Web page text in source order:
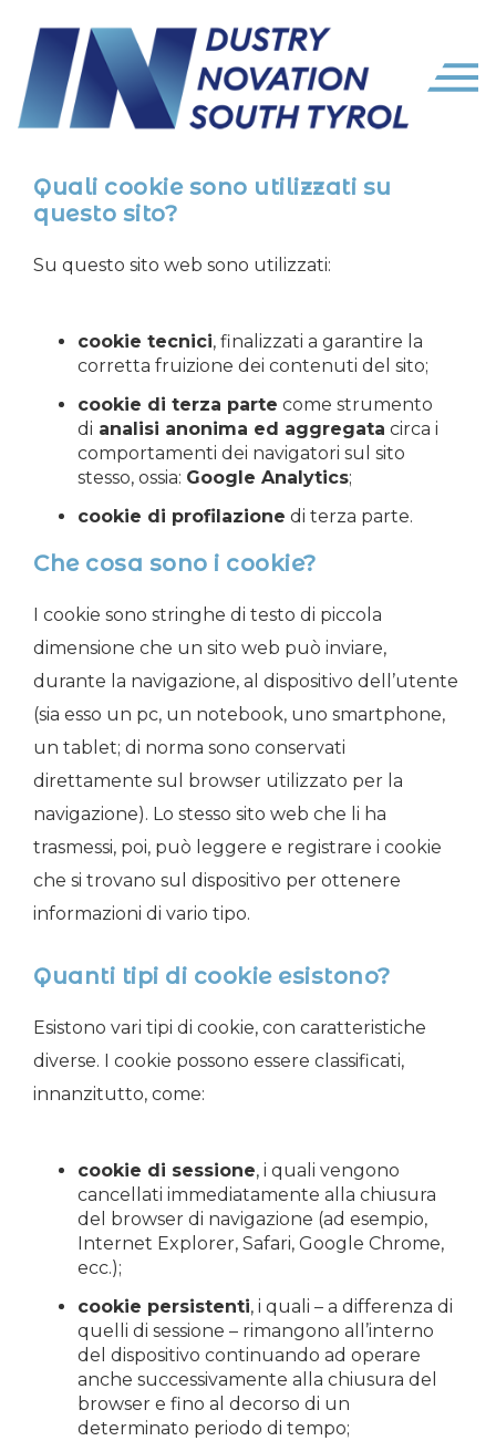
Quali cookie sono utilizzati su
questo sito?
Su questo sito web sono utilizzati:
cookie tecnici, finalizzati a garantire la
corretta fruizione dei contenuti del sito;
cookie di terza parte come strumento
di analisi anonima ed aggregata circa i
comportamenti dei navigatori sul sito
stesso, ossia: Google Analytics;
cookie di profilazione di terza parte.
Che cosa sono i cookie?
I cookie sono stringhe di testo di piccola
dimensione che un sito web può inviare,
durante la navigazione, al dispositivo dell’utente
(sia esso un pc, un notebook, uno smartphone,
un tablet; di norma sono conservati
direttamente sul browser utilizzato per la
navigazione). Lo stesso sito web che li ha
trasmessi, poi, può leggere e registrare i cookie
che si trovano sul dispositivo per ottenere
informazioni di vario tipo.
Quanti tipi di cookie esistono?
Esistono vari tipi di cookie, con caratteristiche
diverse. I cookie possono essere classificati,
innanzitutto, come:
cookie di sessione, i quali vengono
cancellati immediatamente alla chiusura
del browser di navigazione (ad esempio,
Internet Explorer, Safari, Google Chrome,
ecc.);
cookie persistenti, i quali – a differenza di
quelli di sessione – rimangono all’interno
del dispositivo continuando ad operare
anche successivamente alla chiusura del
browser e fino al decorso di un
determinato periodo di tempo;